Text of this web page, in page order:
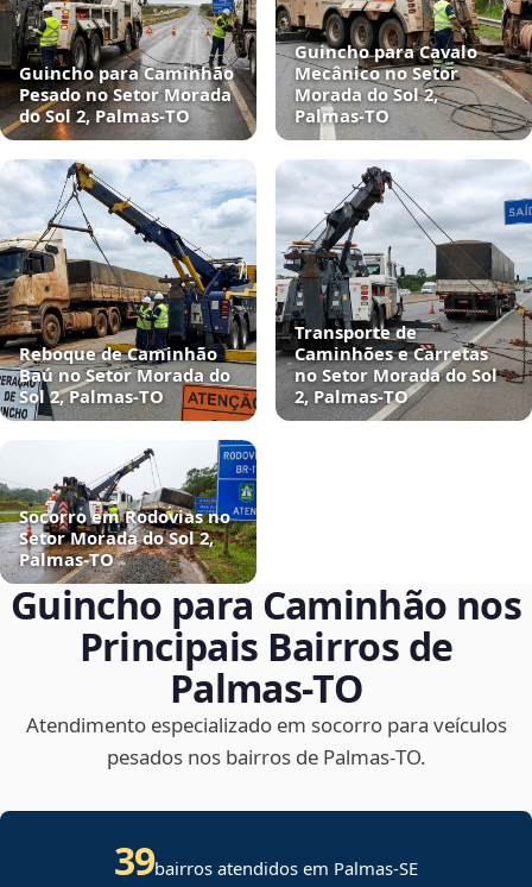
Guincho para Caminhão
Pesado no Setor Morada
do Sol 2, Palmas‑TO
Guincho para Cavalo
Mecânico no Setor
Morada do Sol 2,
Palmas‑TO
Reboque de Caminhão
Baú no Setor Morada do
Sol 2, Palmas‑TO
Transporte de
Caminhões e Carretas
no Setor Morada do Sol
2, Palmas‑TO
Socorro em Rodovias no
Setor Morada do Sol 2,
Palmas‑TO
Guincho para Caminhão nos
Principais Bairros de
Palmas‑TO
Atendimento especializado em socorro para veículos
pesados nos bairros de Palmas‑TO.
39bairros atendidos em Palmas-SE